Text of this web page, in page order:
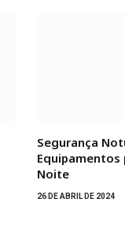
Segurança
Equipamentos
Noite
26 DE ABRIL DE 2024